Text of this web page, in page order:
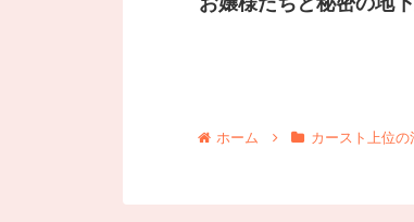
ホーム カースト上位の